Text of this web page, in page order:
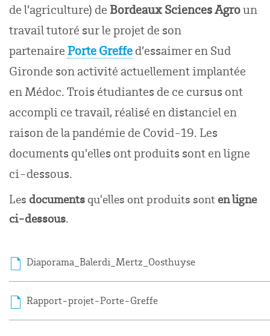
de l’agriculture) de Bordeaux Sciences Agroun
travail tutoré sur le projetde son
partenaire Porte Greffed’essaimer en Sud
Gironde son activité actuellement implantée
en Médoc. Trois étudiantes de ce cursus ont
accompli ce travail, réalisé en distanciel en
raison de la pandémie de Covid-19. Les
documents qu'elles ont produits sont en ligne
ci-dessous.
Les documents qu'elles ont produits sont en ligne
ci-dessous.
Diaporama_Balerdi_Mertz_Oosthuyse
Rapport-projet-Porte-Greffe